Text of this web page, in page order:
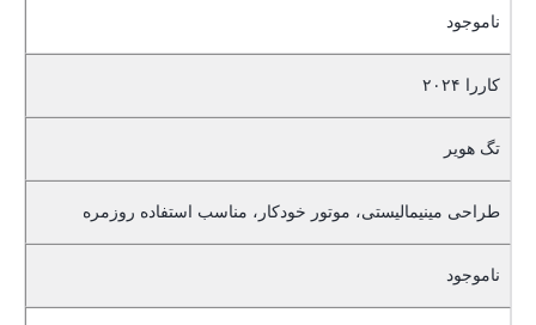
ناموجود
کاررا ۲۰۲۴
تگ هویر
طراحی مینیمالیستی، موتور خودکار، مناسب استفاده روزمره
ناموجود